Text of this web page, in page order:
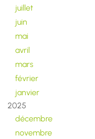
juillet
juin
mai
avril
mars
février
janvier
2025
décembre
novembre